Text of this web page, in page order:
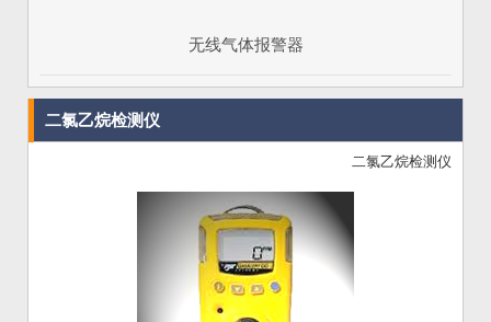
无线气体报警器
二氯乙烷检测仪
二氯乙烷检测仪